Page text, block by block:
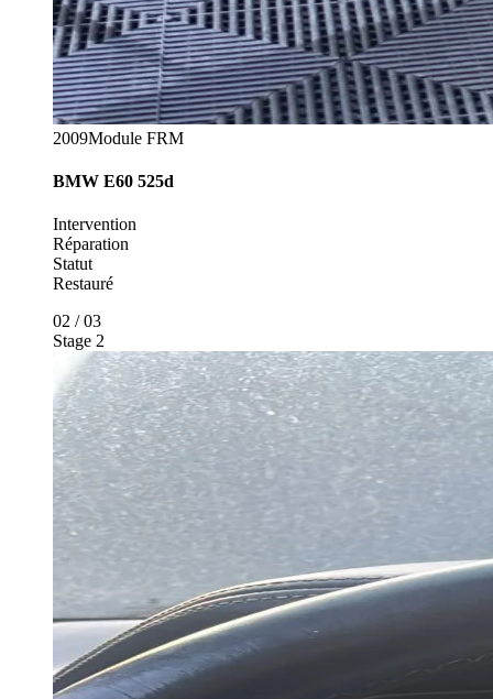
2009Module FRM
BMW E60 525d
Intervention
Réparation
Restauré
/03
Stage 2